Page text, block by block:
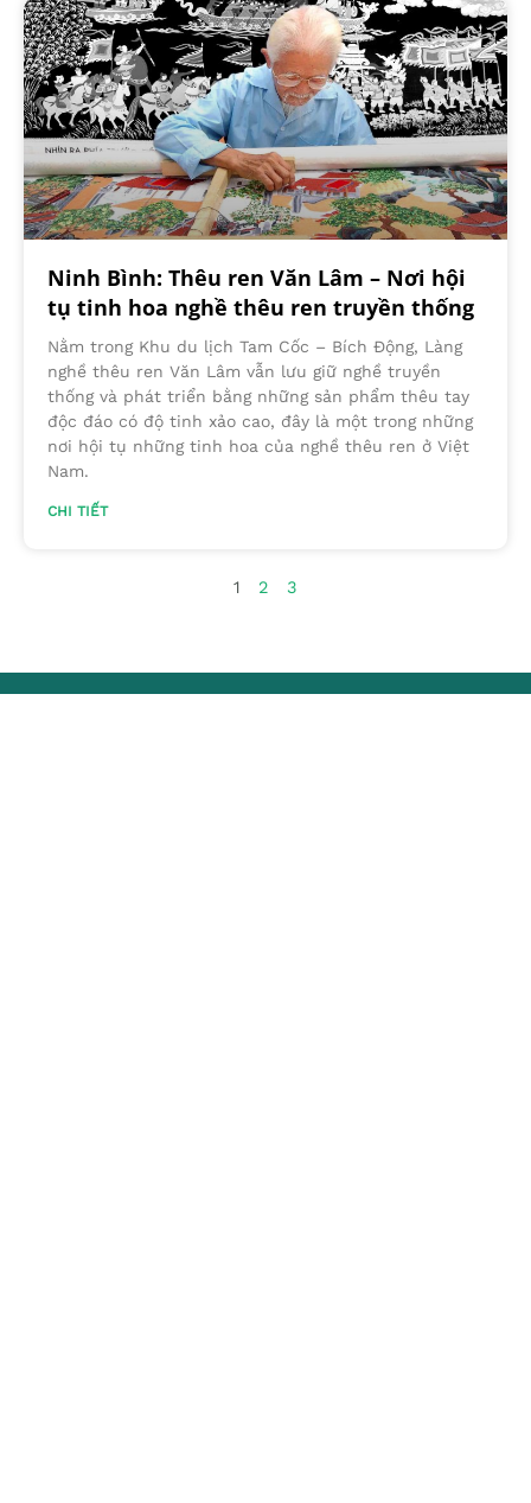
Ninh Bình: Thêu ren Văn Lâm – Nơi hội
tụ tinh hoa nghề thêu ren truyền thống
Nằm trong Khu du lịch Tam Cốc – Bích Động, Làng
nghề thêu ren Văn Lâm vẫn lưu giữ nghề truyền
thống và phát triển bằng những sản phẩm thêu tay
độc đáo có độ tinh xảo cao, đây là một trong những
nơi hội tụ những tinh hoa của nghề thêu ren ở Việt
Nam.
CHI TIẾT
1 2 3